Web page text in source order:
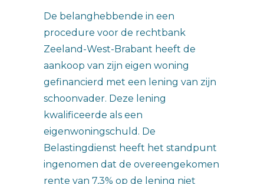
De belanghebbende in een
procedure voor de rechtbank
Zeeland-West-Brabant heeft de
aankoop van zijn eigen woning
gefinancierd met een lening van zijn
schoonvader. Deze lening
kwalificeerde als een
eigenwoningschuld. De
Belastingdienst heeft het standpunt
ingenomen dat de overeengekomen
rente van 7,3% op de lening niet